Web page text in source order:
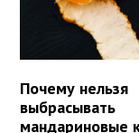
Почему нельзя
выбрасывать
мандариновые